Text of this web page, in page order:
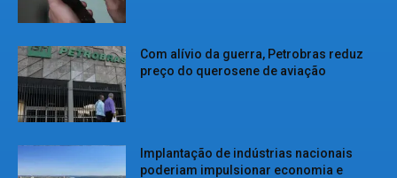
Com alívio da guerra, Petrobras reduz
preço do querosene de aviação
Implantação de indústrias nacionais
poderiam impulsionar economia e